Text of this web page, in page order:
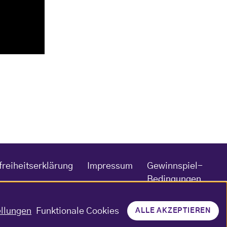
Impressum
Gewinnspiel-
Bedingungen
Funktionale Cookies ALLE AKZEPTIEREN